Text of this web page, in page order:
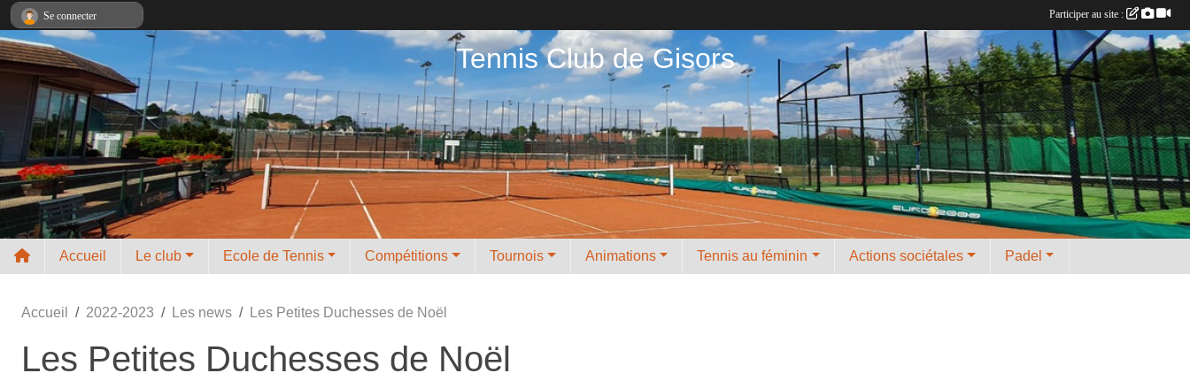
Tennis Club de Gisors
Accueil Le club Ecole de Tennis Compétitions Tournois Animations Tennis au féminin Actions sociétales Padel
Accueil 2022-2023 Les news Les Petites Duchesses de Noël
Les Petites Duchesses de Noël
Se connecter Participer au site :
Panneau de gestion des cookies